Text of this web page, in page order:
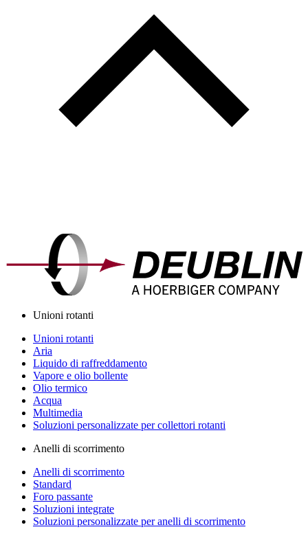
Unioni rotanti
Unioni rotanti
Aria
Liquido di raffreddamento
Vapore e olio bollente
Olio termico
Acqua
Multimedia
Soluzioni personalizzate per collettori rotanti
Anelli di scorrimento
Anelli di scorrimento
Standard
Foro passante
Soluzioni integrate
Soluzioni personalizzate per anelli di scorrimento